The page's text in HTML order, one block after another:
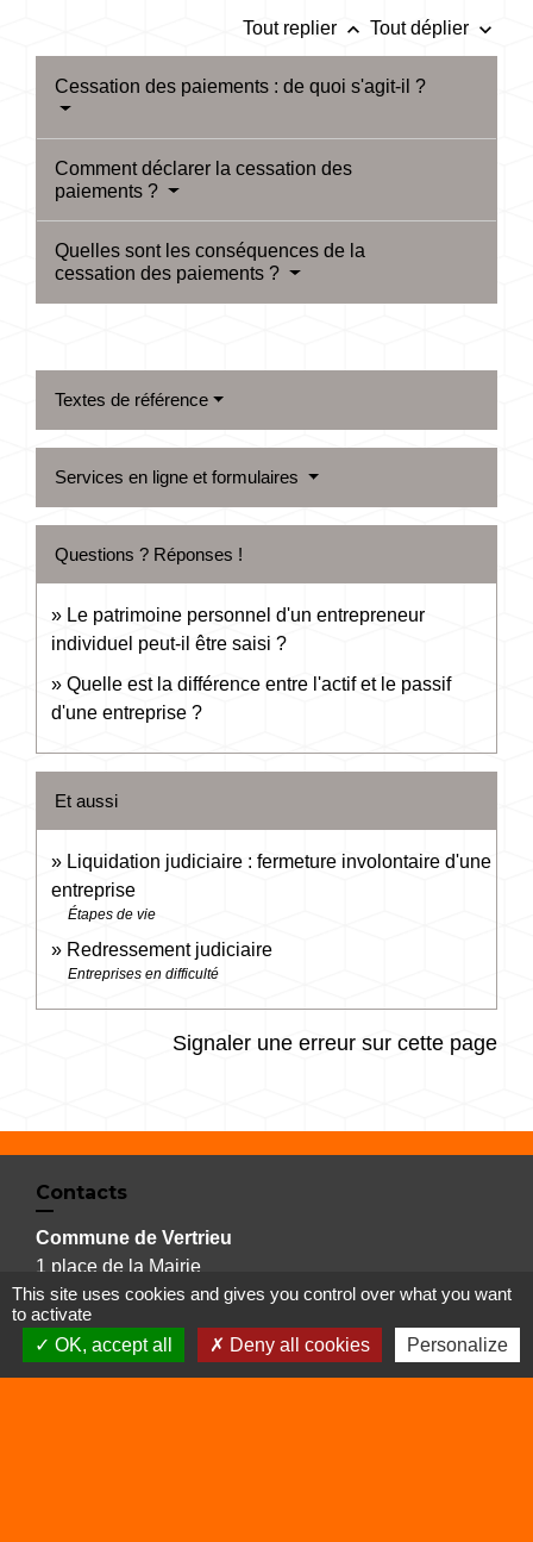
Tout replier keyboard_arrow_up Tout déplier keyboard_arrow_down
Cessation des paiements : de quoi s'agit-il ?
Comment déclarer la cessation des
paiements ?
Quelles sont les conséquences de la
cessation des paiements ?
Textes de référence
Services en ligne et formulaires
Questions ? Réponses !
Le patrimoine personnel d'un entrepreneur
individuel peut-il être saisi ?
Quelle est la différence entre l'actif et le passif
d'une entreprise ?
Et aussi
Liquidation judiciaire : fermeture involontaire d'une
entreprise
Étapes de vie
Redressement judiciaire
Entreprises en difficulté
Signaler une erreur sur cette page
Contacts
Commune de Vertrieu
1 place de la Mairie
38390 Vertrieu - FRANCE
+33 4 74 90 61 68
This site uses cookies and gives you control over what you want
to activate
OK, accept all
Deny all cookies Personalize